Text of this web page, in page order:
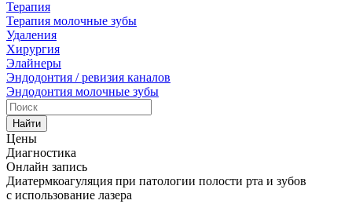
Терапия
Терапия молочные зубы
Удаления
Хирургия
Элайнеры
Эндодонтия / ревизия каналов
Эндодонтия молочные зубы
Найти
Цены
Диагностика
Онлайн запись
Диатермкоагуляция при патологии полости рта и зубов
с использование лазера